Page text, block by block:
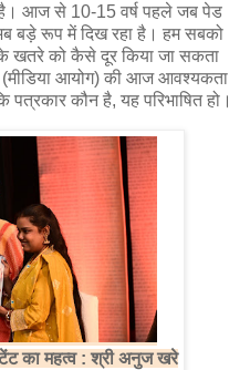
है। आज से 10-15 वर्ष पहले जब पेड
बड़े रूप में दिख रहा है। हम सबको
खतरे को कैसे दूर किया जा सकता
आयोग) की आज आवश्यकता
कौन है, यह परिभाषित हो।
का महत्व : श्री अनुज खरे